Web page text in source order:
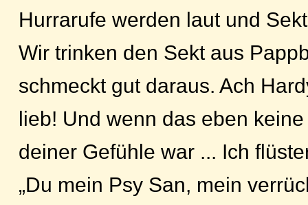
Hurrarufe werden laut und
Wir trinken den Sekt aus
schmeckt gut daraus. Ach
lieb! Und wenn das eben
deiner Gefühle war ... Ich
„Du mein Psy San, mein